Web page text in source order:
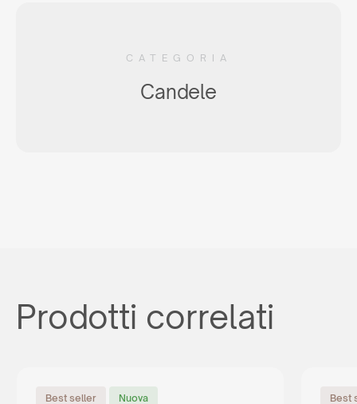
CATEGORIA
Candele
Prodotti correlati
Best seller Nuova Best